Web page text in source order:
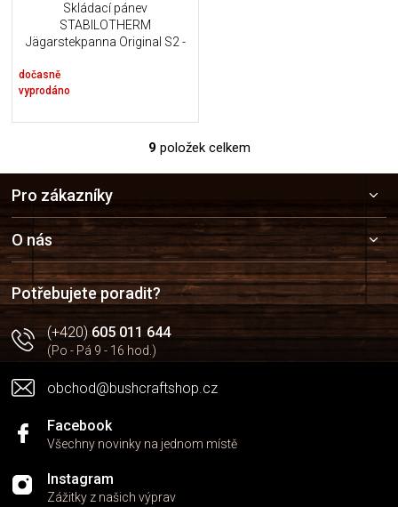
Skládací pánev
STABILOTHERM
Jägarstekpanna Original S2 -
dočasně
vyprodáno
O
v
d
a
c
í
p
r
k
y
ý
s
9položek celkem
a
t
í
Pro zákazníky
O nás
Potřebujete poradit?
(+420)605 011 644
(Po - Pá 9 - 16 hod.)
obchod@bushcraftshop.cz
Facebook
Všechny novinky na jednom místě
Instagram
Zážitky z našich výprav